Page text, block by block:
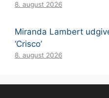
8. august 2026
Miranda Lambert
‘Crisco’
8. august 2026